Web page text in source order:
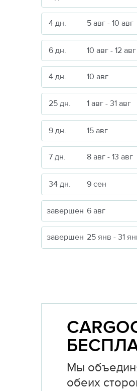
4 дн. 5 авг - 10 авг
6 дн. 10 авг - 12 авг
4 дн. 10 авг
25 дн. 1 авг - 31 авг
9 дн. 15 авг
7 дн. 8 авг - 13 авг
34 дн. 9 сен
завершен 6 авг
завершен 25 янв - 31
Мы
обеих